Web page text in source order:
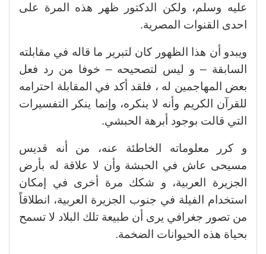
عليه وسلم، ولكن الدكتور ظهر هذه المرة على
احدى القنوات المصرية.
ويبدو أن هذا الظهور كان لتبرير ما قاله في مقابلته
السابقة – و ليس لتصحيحه – خوفا من رد فعل
بعض المهاجمين له ، فلقد أكد في المقابلة احترامه
للقرآن الكريم وأنه لا ينكره، وإنما ينكر التفسيرات
التي قالت بوجود أبرهة الحبشي.
و كرر معلوماته الخاطئة عنه، من أنه قديس
مسيحى عاش في الحبشة وأن لا علاقة له بأرض
الجزيرة العربية، و شكك مرة أخرى في إمكان
استخدام الفيلة في جنوب الجزيرة العربية، انطلاقاً
من تصور جغرافي يرى أن طبيعة تلك البلاد لا تسمح
بحياة هذه الحيوانات الضخمة.